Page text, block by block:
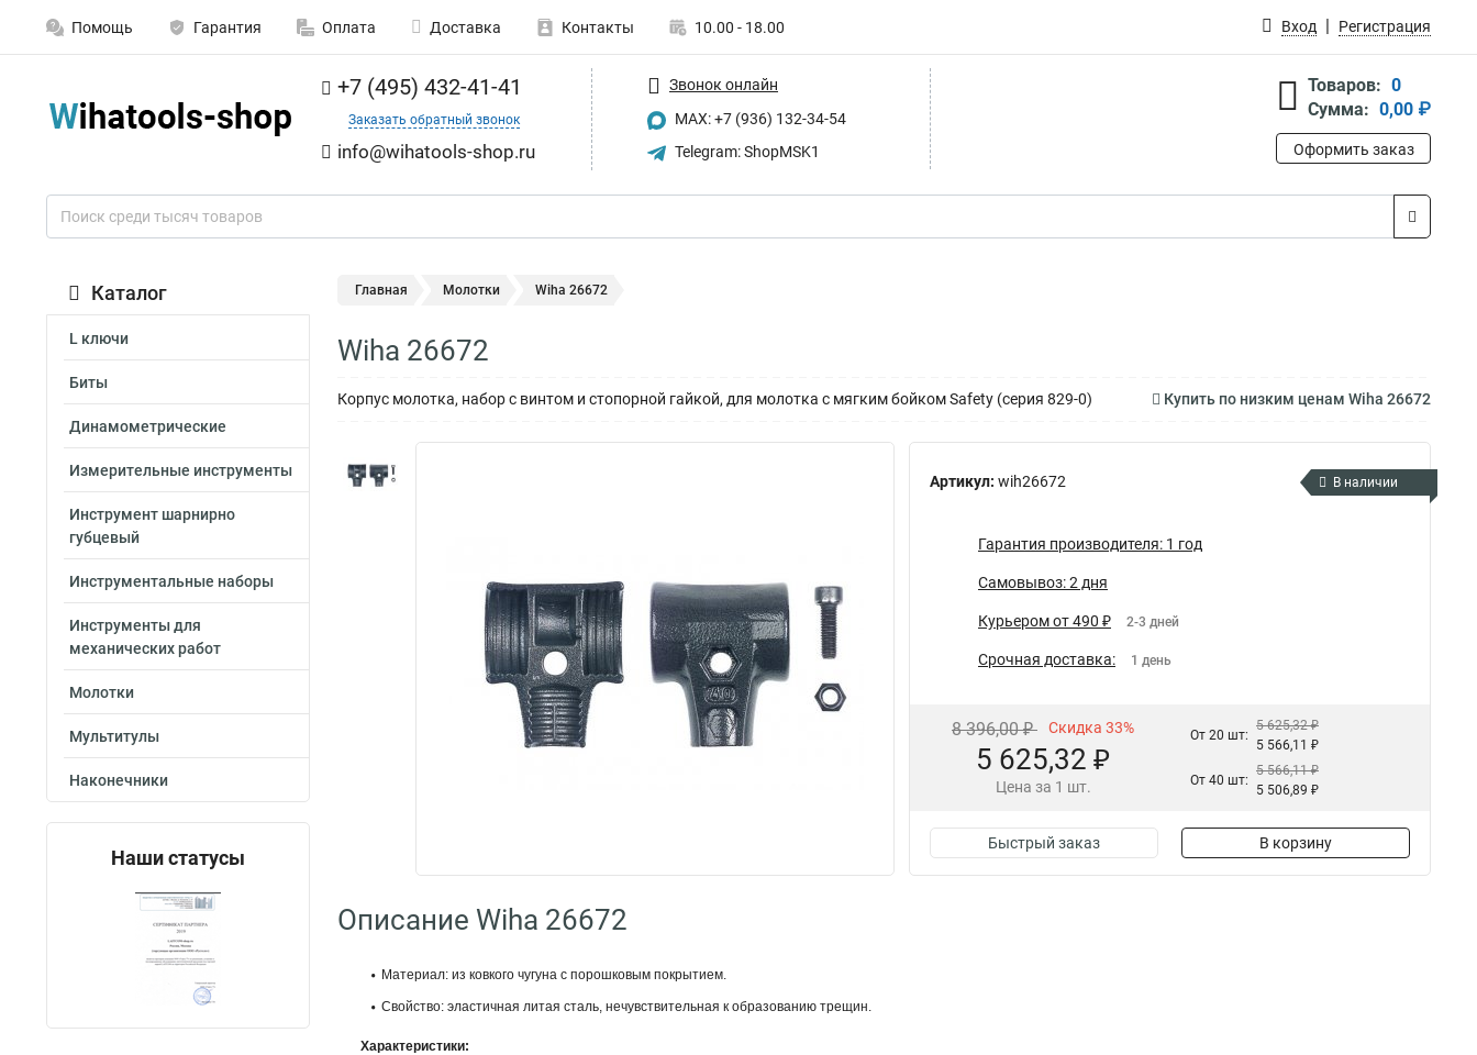
Помощь Гарантия Оплата Доставка Контакты 10.00 - 18.00 Вход Регистрация
+7 (495) 432-41-41
Заказать обратный звонок
info@wihatools-shop.ru
Звонок онлайн
MAX: +7 (936) 132-34-54
Telegram: ShopMSK1
Товаров: 0
Сумма: 0,00 ₽
Оформить заказ
Каталог
L ключи
Биты
Динамометрические
Измерительные инструменты
Инструмент шарнирно
губцевый
Инструментальные наборы
Инструменты для
механических работ
Молотки
Мультитулы
Наконечники
Наши статусы
Главная Молотки Wiha 26672
Wiha 26672
Корпус молотка, набор с винтом и стопорной гайкой, для молотка с мягким бойком Safety (серия 829-0) Купить по низким ценам Wiha 26672
Артикул: wih26672 В наличии
Гарантия производителя: 1 год
Самовывоз: 2 дня
Курьером от 490 ₽ 2-3 дней
Срочная доставка: 1 день
8 396,00 ₽ Скидка 33%
5 625,32 ₽
Цена за 1 шт.
От 20 шт:
5 625,32 ₽
5 566,11 ₽
От 40 шт:
5 566,11 ₽
5 506,89 ₽
Быстрый заказ В корзину
Описание Wiha 26672
Материал: из ковкого чугуна с порошковым покрытием.
Свойство: эластичная литая сталь, нечувствительная к образованию трещин.
Характеристики: